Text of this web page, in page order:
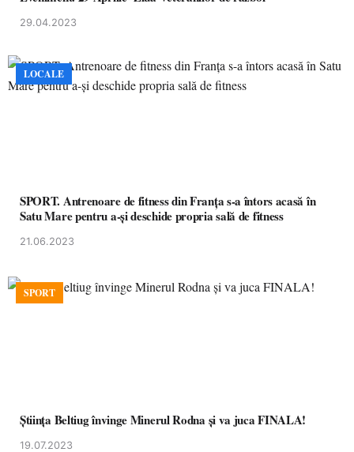
29.04.2023
LOCALE
SPORT. Antrenoare de fitness din Franța s-a întors acasă în
Satu Mare pentru a-și deschide propria sală de fitness
21.06.2023
SPORT
Ştiinţa Beltiug învinge Minerul Rodna şi va juca FINALA!
19.07.2023